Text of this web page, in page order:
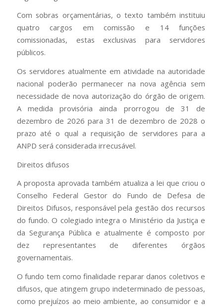
Com sobras orçamentárias, o texto também instituiu
quatro cargos em comissão e 14 funções
comissionadas, estas exclusivas para servidores
públicos.
Os servidores atualmente em atividade na autoridade
nacional poderão permanecer na nova agência sem
necessidade de nova autorização do órgão de origem.
A medida provisória ainda prorrogou de 31 de
dezembro de 2026 para 31 de dezembro de 2028 o
prazo até o qual a requisição de servidores para a
ANPD será considerada irrecusável.
Direitos difusos
A proposta aprovada também atualiza a lei que criou o
Conselho Federal Gestor do Fundo de Defesa de
Direitos Difusos, responsável pela gestão dos recursos
do fundo. O colegiado integra o Ministério da Justiça e
da Segurança Pública e atualmente é composto por
dez representantes de diferentes órgãos
governamentais.
O fundo tem como finalidade reparar danos coletivos e
difusos, que atingem grupo indeterminado de pessoas,
como prejuízos ao meio ambiente, ao consumidor e a